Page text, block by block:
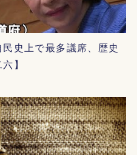
史上で最多議席、歴史
】